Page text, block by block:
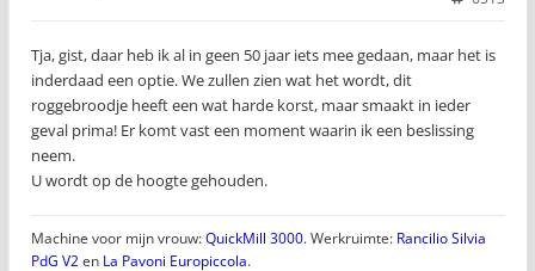
Tja, gist, daar heb ik al in geen 50 jaar iets mee gedaan, maar het is
inderdaad een optie. We zullen zien wat het wordt, dit
roggebroodje heeft een wat harde korst, maar smaakt in ieder
geval prima! Er komt vast een moment waarin ik een beslissing
neem.
U wordt op de hoogte gehouden.
Machine voor mijn vrouw:QuickMill 3000. Werkruimte: Rancilio Silvia
PdG V2en La Pavoni Europiccola.